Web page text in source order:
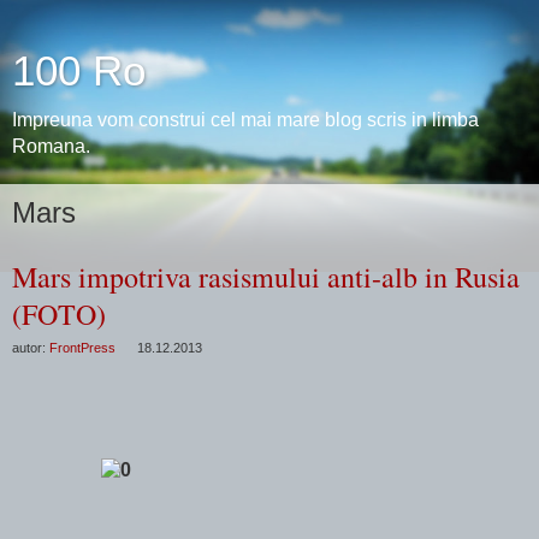
100 Ro
Impreuna vom construi cel mai mare blog scris in limba
Romana.
Mars
Mars impotriva rasismului anti-alb in Rusia
(FOTO)
autor: FrontPress 18.12.2013